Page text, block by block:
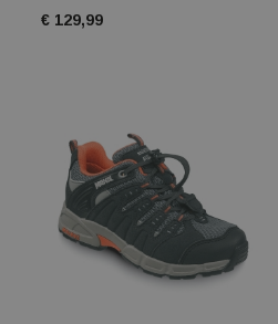
€ 129,99